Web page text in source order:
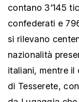
contano 3’145
confederati e
si rilevano
nazionalità
italiani, mentre il
di Tesserete,